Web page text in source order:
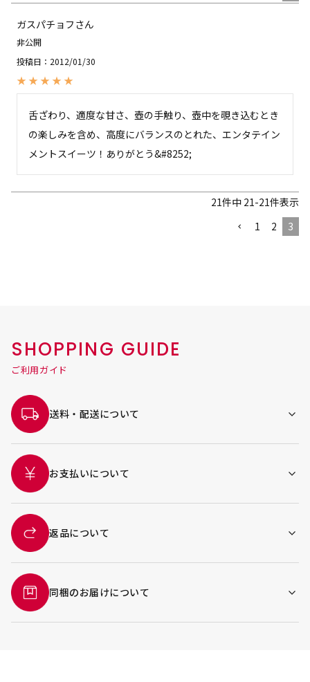
ガスパチョフ
非公開
投稿日
2012/01/30
舌ざわり、適度な甘さ、壺の手触り、壺中を覗き込むとき
の楽しみを含め、高度にバランスのとれた、エンタテイン
21件中 21-21件表示
1
2 3
SHOPPING GUIDE
ご利用ガイド
送料・配送について
お支払いについて
返品について
同梱のお届けについて